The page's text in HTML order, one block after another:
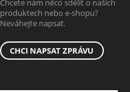
Chcete nám něco sdělit o našich
produktech nebo e-shopu?
Neváhejte napsat.
CHCI NAPSAT ZPRÁVU